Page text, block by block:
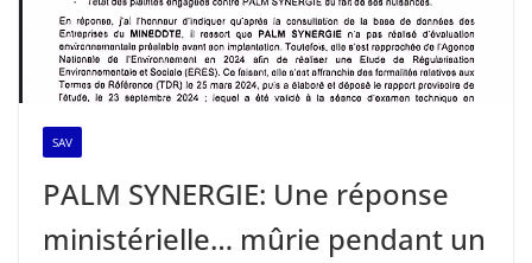
SAV
PALM SYNERGIE: Une réponse
ministérielle… mûrie pendant un